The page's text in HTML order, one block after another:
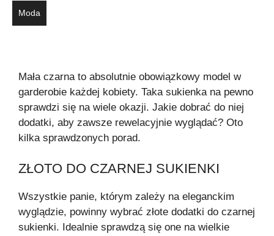
Moda
Mała czarna to absolutnie obowiązkowy model w
garderobie każdej kobiety. Taka sukienka na pewno
sprawdzi się na wiele okazji. Jakie dobrać do niej
dodatki, aby zawsze rewelacyjnie wyglądać? Oto
kilka sprawdzonych porad.
ZŁOTO DO CZARNEJ SUKIENKI
Wszystkie panie, którym zależy na eleganckim
wyglądzie, powinny wybrać złote dodatki do czarnej
sukienki. Idealnie sprawdzą się one na wielkie